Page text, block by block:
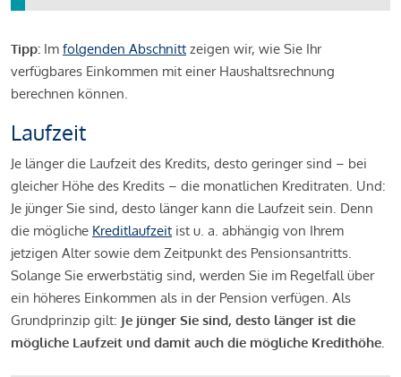
Tipp: Im folgenden Abschnitt zeigen wir, wie Sie Ihr
verfügbares Einkommen mit einer Haushaltsrechnung
berechnen können.
Laufzeit
Je länger die Laufzeit des Kredits, desto geringer sind – bei
gleicher Höhe des Kredits – die monatlichen Kreditraten. Und:
Je jünger Sie sind, desto länger kann die Laufzeit sein. Denn
die mögliche Kreditlaufzeit ist u. a. abhängig von Ihrem
jetzigen Alter sowie dem Zeitpunkt des Pensionsantritts.
Solange Sie erwerbstätig sind, werden Sie im Regelfall über
ein höheres Einkommen als in der Pension verfügen. Als
Grundprinzip gilt: Je jünger Sie sind, desto länger ist die
mögliche Laufzeit und damit auch die mögliche Kredithöhe.